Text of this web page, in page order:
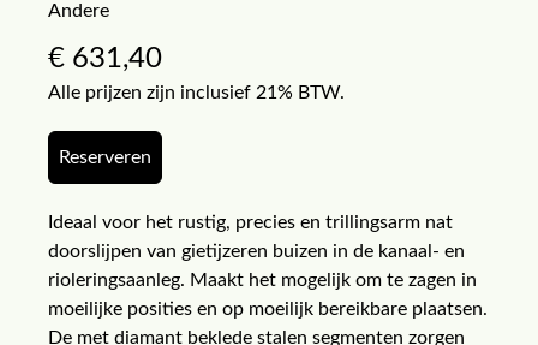
Andere
€ 631,40
Alle prijzen zijn inclusief 21% BTW.
Reserveren
Ideaal voor het rustig, precies en trillingsarm nat
doorslijpen van gietijzeren buizen in de kanaal- en
rioleringsaanleg. Maakt het mogelijk om te zagen in
moeilijke posities en op moeilijk bereikbare plaatsen.
De met diamant beklede stalen segmenten zorgen